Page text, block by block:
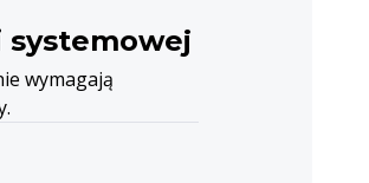
systemowej
wymagają